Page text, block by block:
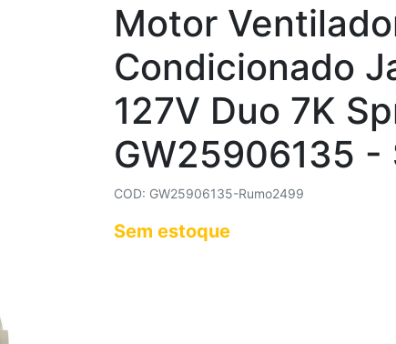
Motor
Condicionado
127V Duo 7K
GW25906135 -
COD: GW25906135-Rumo2499
Sem estoque